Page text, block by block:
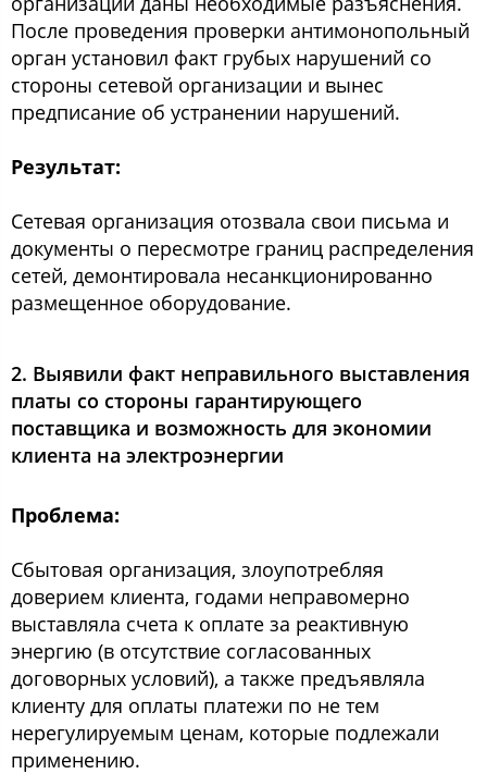
После проведения проверки антимонопольный
орган установил факт грубых нарушений со
стороны сетевой организации и вынес
предписание об устранении нарушений.
Результат:
Сетевая организация отозвала свои письма и
документы о пересмотре границ распределения
сетей, демонтировала несанкционированно
размещенное оборудование.
2. Выявили факт неправильного выставления
платы со стороны гарантирующего
поставщика и возможность для экономии
клиента на электроэнергии
Проблема:
Сбытовая организация, злоупотребляя
доверием клиента, годами неправомерно
выставляла счета к оплате за реактивную
энергию (в отсутствие согласованных
договорных условий), а также предъявляла
клиенту для оплаты платежи по не тем
нерегулируемым ценам, которые подлежали
применению.